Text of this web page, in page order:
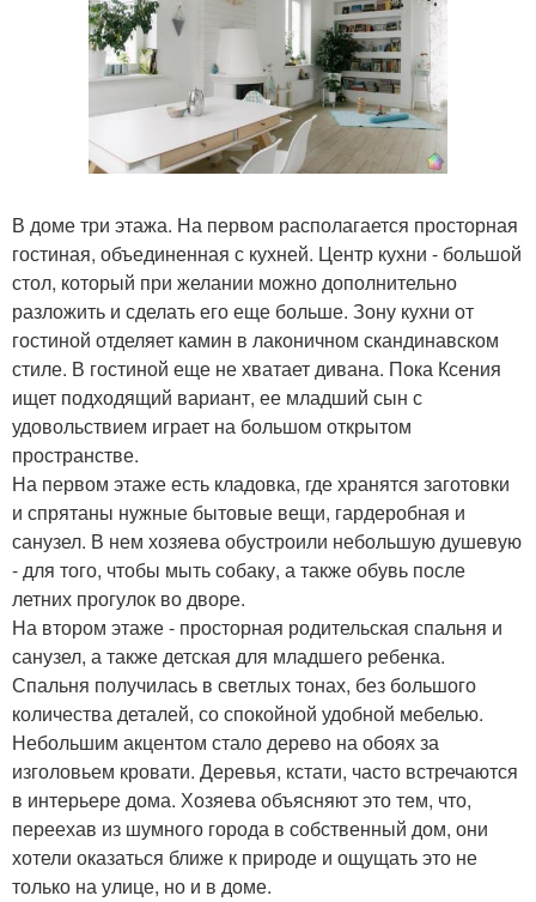
В доме три этажа. На первом располагается просторная
гостиная, объединенная с кухней. Центр кухни - большой
стол, который при желании можно дополнительно
разложить и сделать его еще больше. Зону кухни от
гостиной отделяет камин в лаконичном скандинавском
стиле. В гостиной еще не хватает дивана. Пока Ксения
ищет подходящий вариант, ее младший сын с
удовольствием играет на большом открытом
пространстве.
На первом этаже есть кладовка, где хранятся заготовки
и спрятаны нужные бытовые вещи, гардеробная и
санузел. В нем хозяева обустроили небольшую душевую
- для того, чтобы мыть собаку, а также обувь после
летних прогулок во дворе.
На втором этаже - просторная родительская спальня и
санузел, а также детская для младшего ребенка.
Спальня получилась в светлых тонах, без большого
количества деталей, со спокойной удобной мебелью.
Небольшим акцентом стало дерево на обоях за
изголовьем кровати. Деревья, кстати, часто встречаются
в интерьере дома. Хозяева объясняют это тем, что,
переехав из шумного города в собственный дом, они
хотели оказаться ближе к природе и ощущать это не
только на улице, но и в доме.